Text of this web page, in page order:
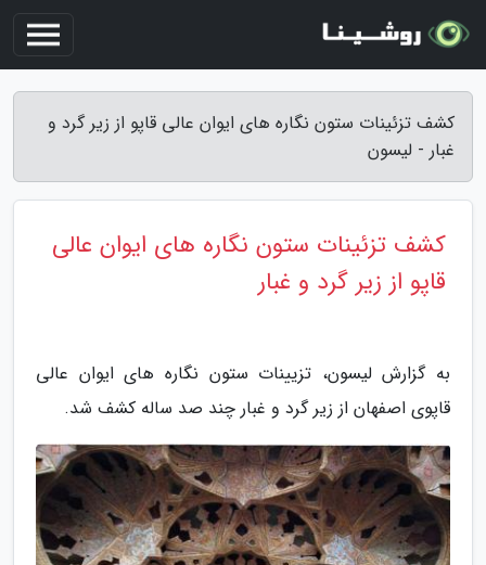
کشف تزئینات ستون نگاره های ایوان عالی قاپو از زیر گرد و
غبار - لیسون
کشف تزئینات ستون نگاره های ایوان عالی
قاپو از زیر گرد و غبار
به گزارش لیسون، تزیینات ستون نگاره های ایوان عالی
قاپوی اصفهان از زیر گرد و غبار چند صد ساله کشف شد.